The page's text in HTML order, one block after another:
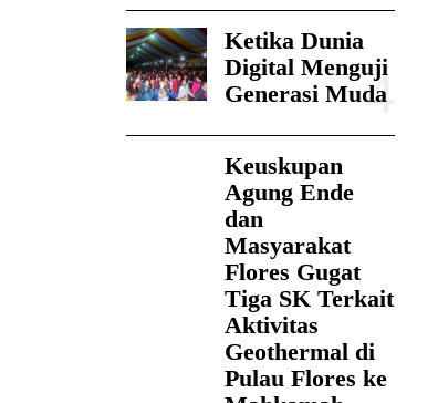
Ketika Dunia
Digital Menguji
Generasi Muda
Keuskupan
Agung Ende
dan
Masyarakat
Flores Gugat
Tiga SK Terkait
Aktivitas
Geothermal di
Pulau Flores ke